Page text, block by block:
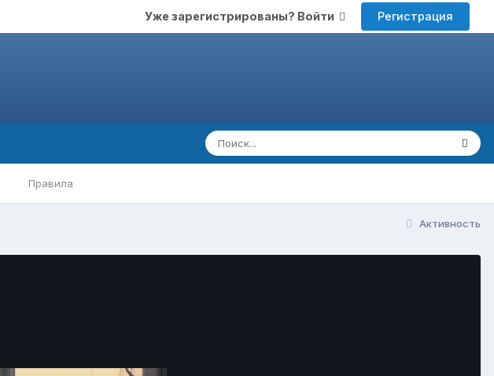
Уже зарегистрированы? Войти Регистрация
Правила
Активность